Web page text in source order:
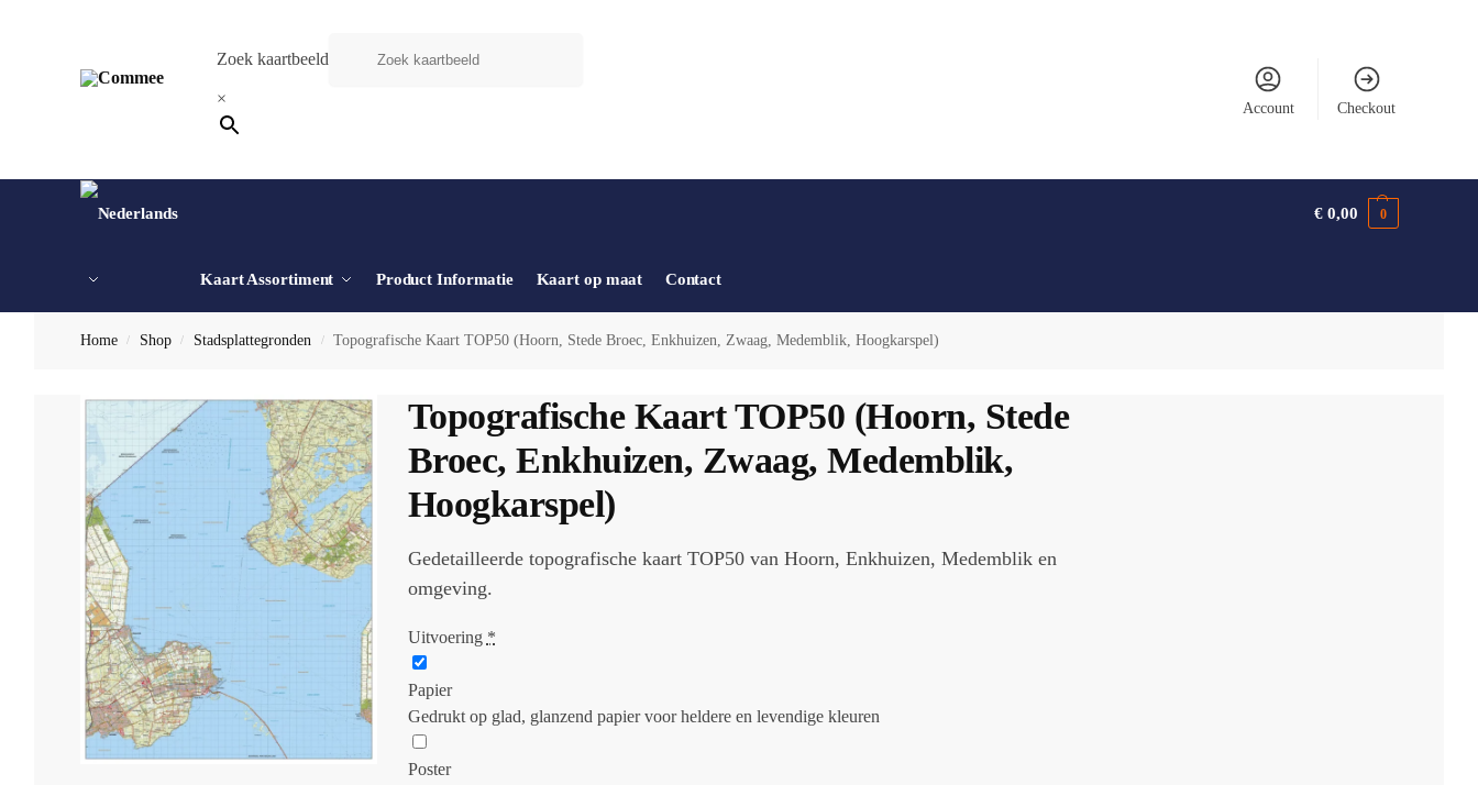
Zoek kaartbeeld
×
Account Checkout
Kaart Assortiment Product Informatie Kaart op maat Contact
€ 0,00 0
Home / Shop / Stadsplattegronden / Topografische Kaart TOP50 (Hoorn, Stede Broec, Enkhuizen, Zwaag, Medemblik, Hoogkarspel)
Topografische Kaart TOP50 (Hoorn, Stede
Broec, Enkhuizen, Zwaag, Medemblik,
Hoogkarspel)
Gedetailleerde topografische kaart TOP50 van Hoorn, Enkhuizen, Medemblik en
omgeving.
Uitvoering *
Papier
Gedrukt op glad, glanzend papier voor heldere en levendige kleuren
Poster